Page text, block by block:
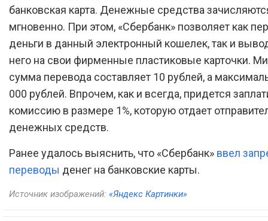
банковская карта. Денежные средства
мгновенно. При этом, «Сбербанк» позволяет как
деньги в данный электронный кошелек, так и
него на свои фирменные пластиковые карточки.
сумма перевода составляет 10 рублей, а
000 рублей. Впрочем, как и всегда, придется
комиссию в размере 1%, которую отдает
денежных средств.
Ранее удалось выяснить, что «Сбербанк» ввел
переводы денег на банковские карты.
Источник изображений: «Яндекс Картинки»